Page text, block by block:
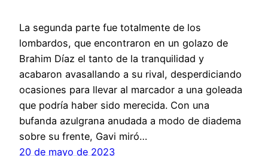
La segunda parte fue totalmente de los
lombardos, que encontraron en un golazo de
Brahim Díaz el tanto de la tranquilidad y
acabaron avasallando a su rival, desperdiciando
ocasiones para llevar al marcador a una goleada
que podría haber sido merecida. Con una
bufanda azulgrana anudada a modo de diadema
sobre su frente, Gavi miró…
20 de mayo de 2023